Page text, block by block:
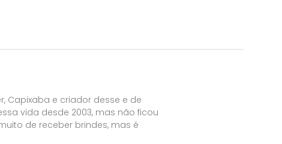
Capixaba e criador desse e de
vida desde 2003, mas não ficou
de receber brindes, mas é